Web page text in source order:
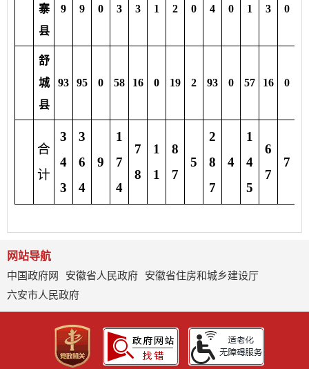
寨
县
9 9 0 3 3 1 2 0 4 0 1 3 0
舒
城
县
93 95 0 58 16 0 19 2 93 0 57 16 0
合
计
3
4
3
3
6
4
9
1
7
4
7
8
1
1
8
7
5
2
8
7
4
1
4
5
6
7
7
网站导航
中国政府网
安徽省人民政府
安徽省住房和城乡建设厅
六安市人民政府